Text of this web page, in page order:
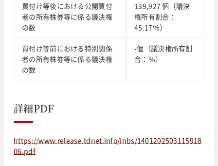
買付け等後における公開買付
者の所有株券等に係る議決権
の数
139,927 個（議決
権所有割合：
45.17％）
買付け等前における特別関係
者の所有株券等に係る議決権
の数
-個（議決権所有割
合：％）
詳細PDF
https://www.release.tdnet.info/inbs/1401202503115918
06.pdf